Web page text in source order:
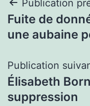
de
Publication
Fuite de
une aubaine
Publication
Élisabeth
suppression